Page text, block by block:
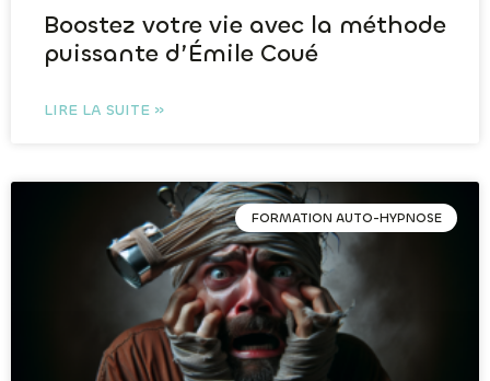
Boostez votre vie avec la méthode
puissante d’Émile Coué
LIRE LA SUITE »
FORMATION AUTO-HYPNOSE